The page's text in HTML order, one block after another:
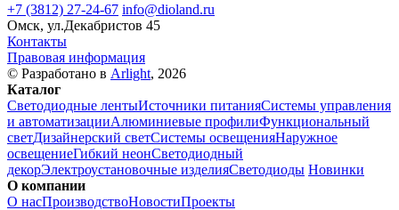
+7 (3812) 27-24-67 info@dioland.ru
Омск, ул.Декабристов 45
Контакты
Правовая информация
© Разработано в Arlight, 2026
Каталог
Светодиодные лентыИсточники питанияСистемы управления
и автоматизацииАлюминиевые профилиФункциональный
светДизайнерский светСистемы освещенияНаружное
освещениеГибкий неонСветодиодный
декорЭлектроустановочные изделияСветодиоды Новинки
О компании
О насПроизводствоНовостиПроекты